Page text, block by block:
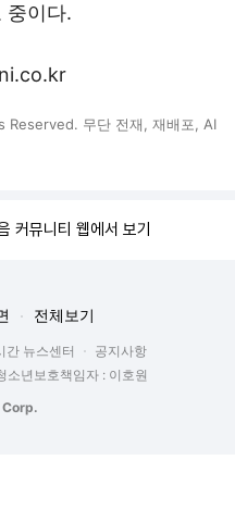
중이다.
무단 전재, 재배포, AI
커뮤니티 웹에서 보기
전체보기
간 뉴스센터
공지사항
소년보호책임자 : 이호원